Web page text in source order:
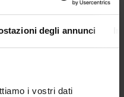
degli annunci
i vostri dati